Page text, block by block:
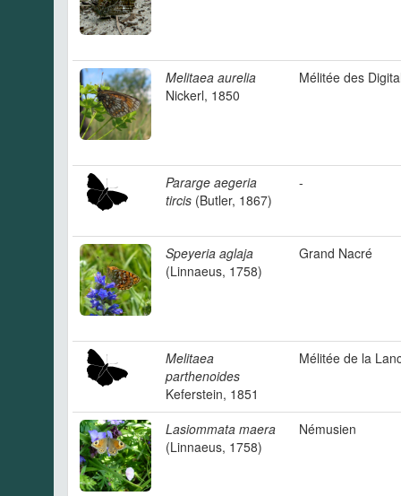
Melitaea aurelia
Nickerl, 1850
Mélitée des
Pararge aegeria
tircis (Butler, 1867)
-
Speyeria aglaja
(Linnaeus, 1758)
Grand Nacré
Melitaea
parthenoides
Keferstein, 1851
Mélitée de la
Lasiommata maera
(Linnaeus, 1758)
Némusien